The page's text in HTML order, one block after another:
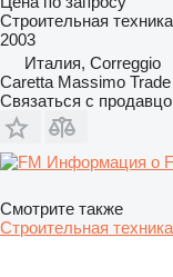
Строительная
2003
Италия, Correggio
Caretta Massimo
Связаться с
Информация о
Смотрите также
Строительная